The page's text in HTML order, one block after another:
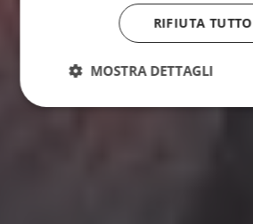
RIFIUTA TUTTO
MOSTRA DETTAGLI